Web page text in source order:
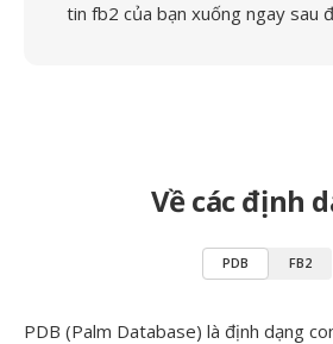
tin fb2 của bạn xuống ngay sau
Về các định
PDB FB2
PDB (Palm Database) là định dạng